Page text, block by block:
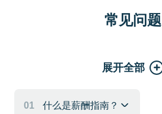
常见问题
展开全部
01 什么是薪酬指南？